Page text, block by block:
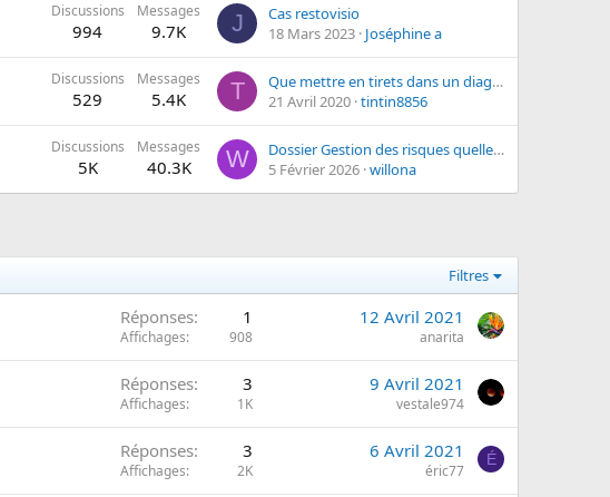
Discussions
994
Messages
9.7K J
Cas restovisio
18 Mars 2023 Joséphine a
Discussions
529
Messages
5.4K T
Que mettre en tirets dans un diagramme événement résultat ?
21 Avril 2020 tintin8856
Discussions
5K
Messages
40.3K W
Dossier Gestion des risques quelle galère!!!
5 Février 2026 willona
Filtres
Réponses 1
Affichages 908
12 Avril 2021
anarita
Réponses 3
Affichages 1K
9 Avril 2021
vestale974
Réponses 3
Affichages 2K
6 Avril 2021
éric77
É